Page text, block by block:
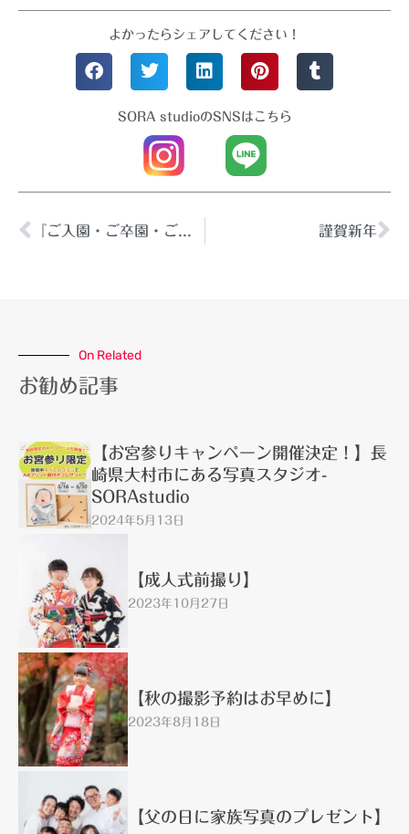
よかったらシェアしてください！
SORA studioのSNSはこちら
謹賀新年
On Related
お勧め記事
【お宮参りキャンペーン開催決定！】長
崎県大村市にある写真スタジオ-
SORAstudio
2024年5月13日
【成人式前撮り】
2023年10月27日
【秋の撮影予約はお早めに】
2023年8月18日
【父の日に家族写真のプレゼント】